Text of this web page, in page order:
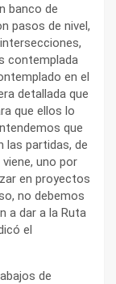
banco de
pasos de nivel,
contemplada
en el
detallada que
que ellos lo
que
las partidas, de
uno por
en proyectos
no debemos
a dar a la Ruta
el
de